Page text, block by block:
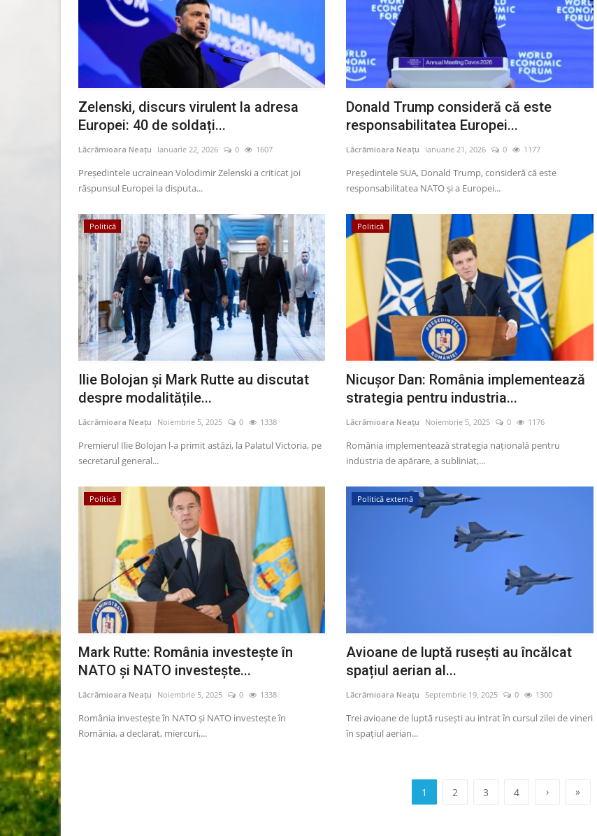
Zelenski, discurs virulent la adresa
Europei: 40 de soldați...
Lăcrămioara Neațu Ianuarie 22, 2026 0 1607
Președintele ucrainean Volodimir Zelenski a criticat joi
răspunsul Europei la disputa...
Donald Trump consideră că este
responsabilitatea Europei...
Lăcrămioara Neațu Ianuarie 21, 2026 0 1177
Președintele SUA, Donald Trump, consideră că este
responsabilitatea NATO și a Europei...
Politică
Ilie Bolojan și Mark Rutte au discutat
despre modalitățile...
Lăcrămioara Neațu Noiembrie 5, 2025 0 1338
Premierul Ilie Bolojan l-a primit astăzi, la Palatul Victoria, pe
secretarul general...
Politică
Nicușor Dan: România implementează
strategia pentru industria...
Lăcrămioara Neațu Noiembrie 5, 2025 0 1176
România implementează strategia națională pentru
industria de apărare, a subliniat,...
Politică
Mark Rutte: România investește în
NATO și NATO investește...
Lăcrămioara Neațu Noiembrie 5, 2025 0 1338
România investește în NATO și NATO investește în
România, a declarat, miercuri,...
Politică externă
Avioane de luptă rusești au încălcat
spațiul aerian al...
Lăcrămioara Neațu Septembrie 19, 2025 0 1300
Trei avioane de luptă rusești au intrat în cursul zilei de vineri
în spațiul aerian...
1 2 3 4 › »
Marea soprană Mariana Nicolesco a decedat la vârsta de 73
de ani. Artista era internată...
Premierul Ilie Bolojan a anunțat, miercuri, că Guvernul va
propune creșterea normei...